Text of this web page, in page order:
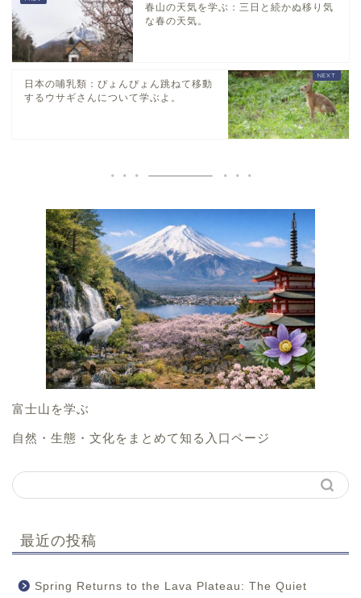
春山の天気を学ぶ：三日と続かぬ移り気
な春の天気。
日本の哺乳類：ぴょんぴょん跳ねて移動
するウサギさんについて学ぶよ。
富士山を学ぶ
自然・生態・文化をまとめて知る入口ページ
最近の投稿
Spring Returns to the Lava Plateau: The Quiet